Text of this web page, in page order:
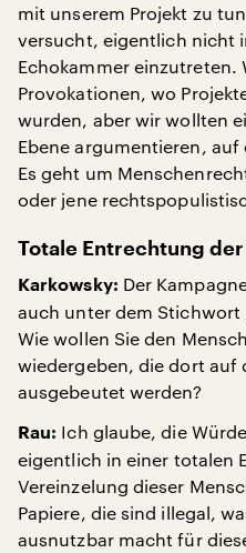
mit unserem Projekt zu
versucht, eigentlich nicht
Echokammer einzutreten.
Provokationen, wo
wurden, aber wir wollten
Ebene argumentieren, auf
Es geht um
oder jene
Totale Entrechtung
Karkowsky: Der
auch unter dem Stichwort
Wie wollen Sie den
wiedergeben, die dort auf
ausgebeutet werden?
Rau: Ich glaube, die
eigentlich in einer totalen
Vereinzelung dieser
Papiere, die sind illegal,
ausnutzbar macht für